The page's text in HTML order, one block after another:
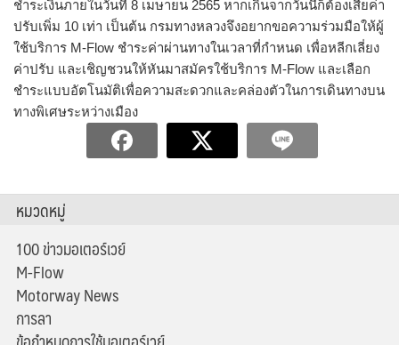
ชำระเงินภายในวันที่ 8 เมษายน 2565 หากเกินจากวันนี้ก็ต้องเสียค่า
ปรับเพิ่ม 10 เท่า เป็นต้น กรมทางหลวงจึงอยากขอความร่วมมือให้ผู้
ใช้บริการ M-Flow ชำระค่าผ่านทางในเวลาที่กำหนด เพื่อหลีกเลี่ยง
ค่าปรับ และเชิญชวนให้หันมาสมัครใช้บริการ M-Flow และเลือก
ชำระแบบอัตโนมัติเพื่อความสะดวกและคล่องตัวในการเดินทางบน
ทางพิเศษระหว่างเมือง
หมวดหมู่
100 ข่าวมอเตอร์เวย์
M-Flow
Motorway News
การลา